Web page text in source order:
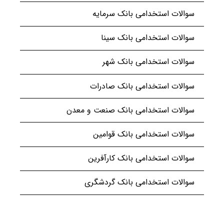
سوالات استخدامی بانک سرمایه
سوالات استخدامی بانک سینا
سوالات استخدامی بانک شهر
سوالات استخدامی بانک صادرات
سوالات استخدامی بانک صنعت و معدن
سوالات استخدامی بانک قوامین
سوالات استخدامی بانک کارآفرین
سوالات استخدامی بانک گردشگری